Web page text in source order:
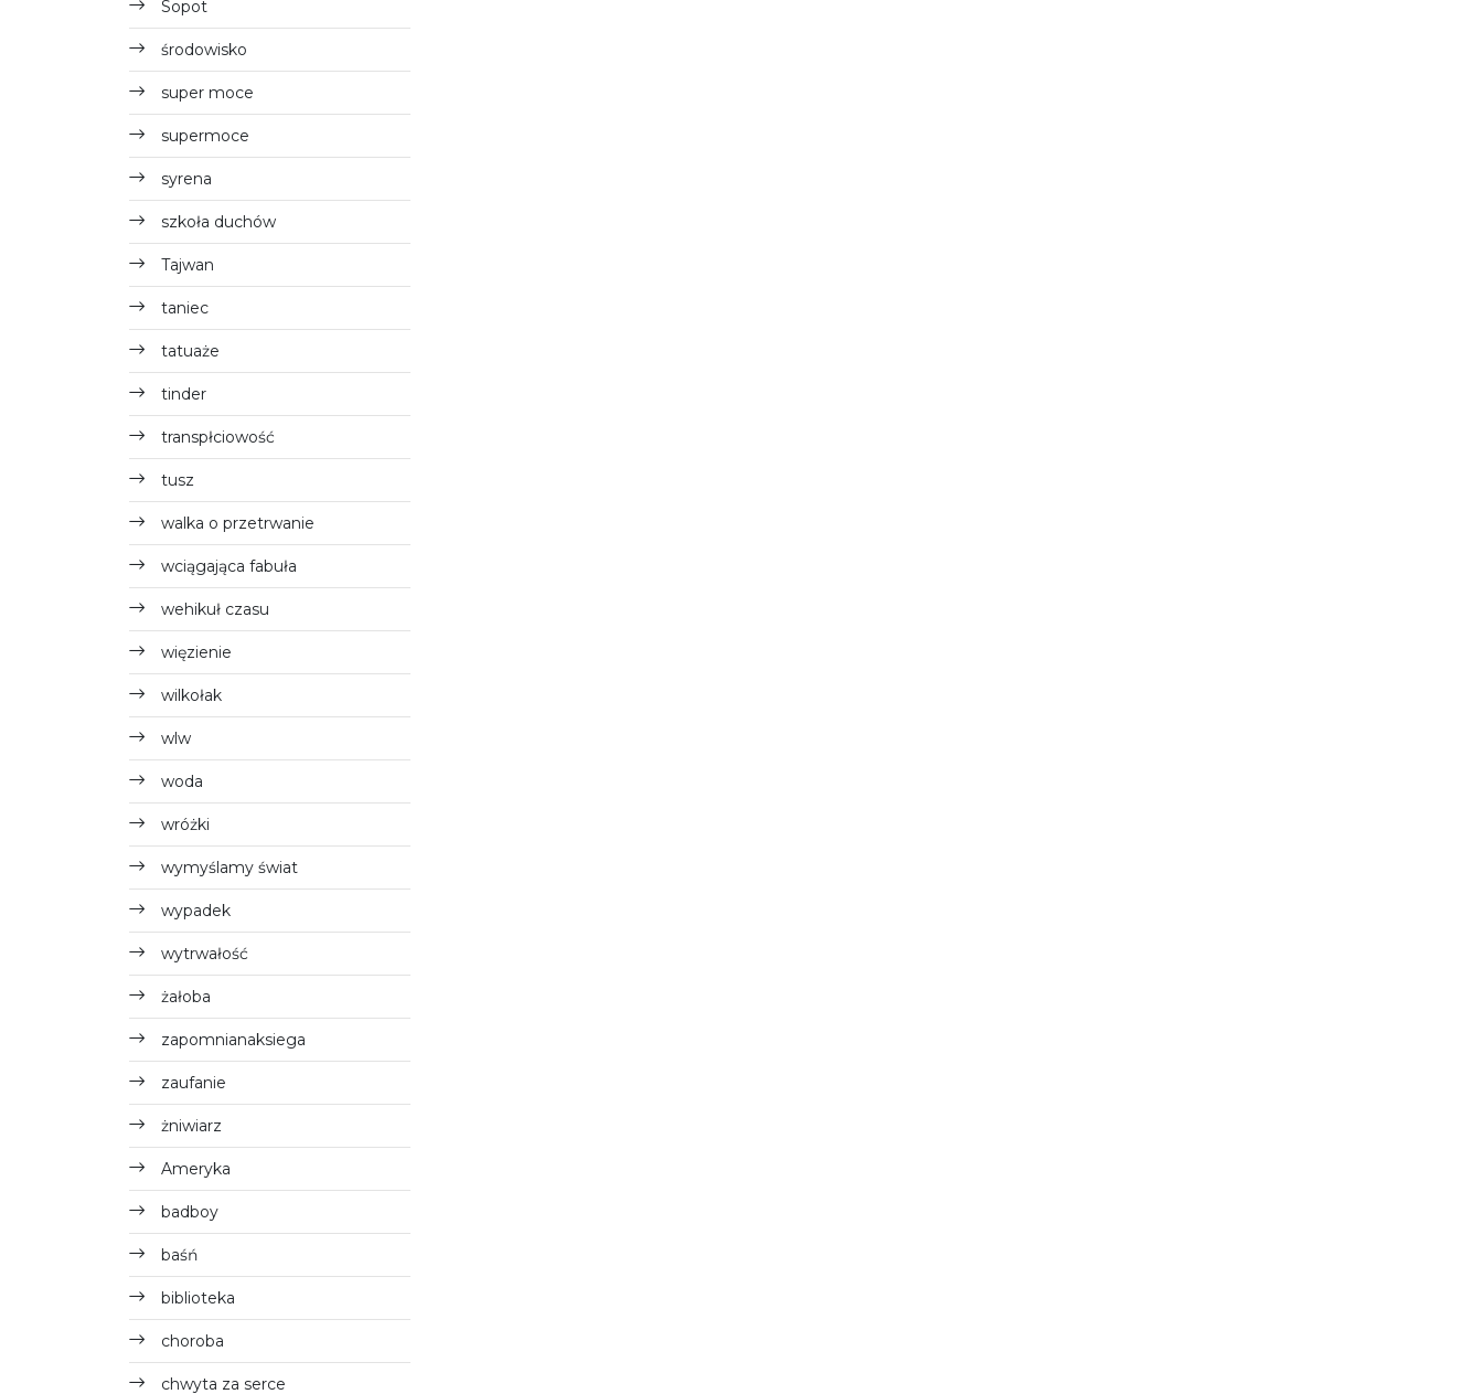
Sopot
środowisko
super moce
supermoce
syrena
szkoła duchów
Tajwan
taniec
tatuaże
tinder
transpłciowość
tusz
walka o przetrwanie
wciągająca fabuła
wehikuł czasu
więzienie
wilkołak
wlw
woda
wróżki
wymyślamy świat
wypadek
wytrwałość
żałoba
zapomnianaksiega
zaufanie
żniwiarz
Ameryka
badboy
baśń
biblioteka
choroba
chwyta za serce